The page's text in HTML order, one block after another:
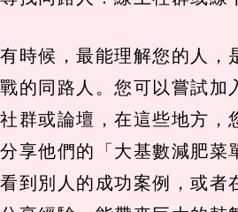
有時候，最能理解您的人，
戰的同路人。您可以嘗試加
社群或論壇，在這些地方，
分享他們的「大基數減肥菜
看到別人的成功案例，或者